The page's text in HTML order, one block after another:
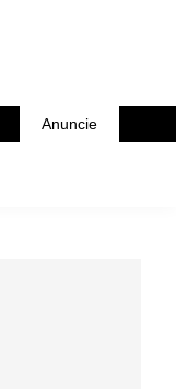
Anuncie